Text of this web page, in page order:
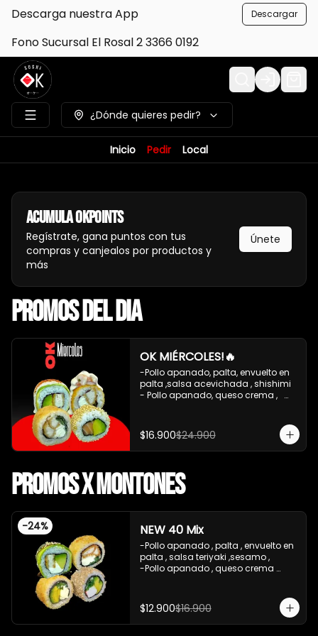
Descarga nuestra App Descargar
Fono Sucursal El Rosal 2 3366 0192
Login
¿Dónde quieres pedir?
Inicio Pedir Local
AcumulaOkpoints
Regístrate, gana puntos con tus
compras y canjealos por productos y
más
Únete
PROMOS DEL DIA
OK MIÉRCOLES!🔥
-Pollo apanado, palta, envuelto en
palta ,salsa acevichada , shishimi
- Pollo apanado, queso crema ,
-  Pollo apanado , queso crema ,
cebollin, apanado en panko
-Salmon ,palta , envuelto en
-Incluye 2 palitos 2 salsa de soya 1
salsa teriyaki ,
  Promoción sin cambios ni sujeto a
descuentos
**Imagen referencial**
$16.900$24.900
Promos x Montones
-24% NEW 40 Mix
-Pollo apanado , palta , envuelto en
palta , salsa teriyaki ,sesamo ,
-Pollo apanado , queso crema
apanado en panko .
-Kanikama , palta , cebollin ,
envuelto en sesamo.
$12.900$16.900